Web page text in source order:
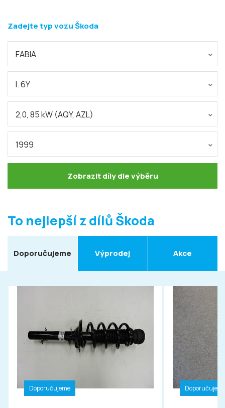
Zadejte typ vozu Škoda
FABIA
I. 6Y
2,0, 85 kW (AQY, AZL)
1999
Zobrazit díly dle výběru
To nejlepší z dílů Škoda
Doporučujeme Výprodej Akce
Doporučujeme